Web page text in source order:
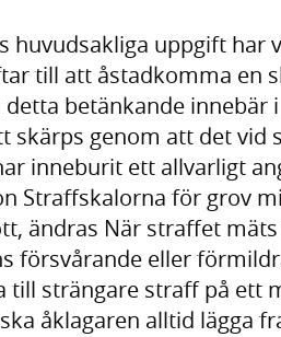
huvudsakliga uppgift har
till att åstadkomma en
betänkande innebär
skärps genom att det vid
inneburit ett allvarligt
Straffskalorna för grov
ändras När straffet
försvårande eller
till strängare straff på ett
åklagaren alltid lägga